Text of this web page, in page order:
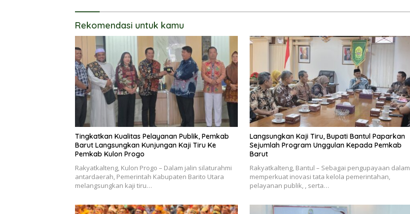
Rekomendasi untuk kamu
Tingkatkan Kualitas Pelayanan Publik, Pemkab
Barut Langsungkan Kunjungan Kaji Tiru Ke
Pemkab Kulon Progo
Rakyatkalteng, Kulon Progo – Dalam jalin silaturahmi
antardaerah, Pemerintah Kabupaten Barito Utara
melangsungkan kaji tiru…
Langsungkan Kaji Tiru, Bupati Bantul Paparkan
Sejumlah Program Unggulan Kepada Pemkab
Barut
Rakyatkalteng, Bantul – Sebagai pengupayaan dalam
memperkuat inovasi tata kelola pemerintahan,
pelayanan publik, , serta…